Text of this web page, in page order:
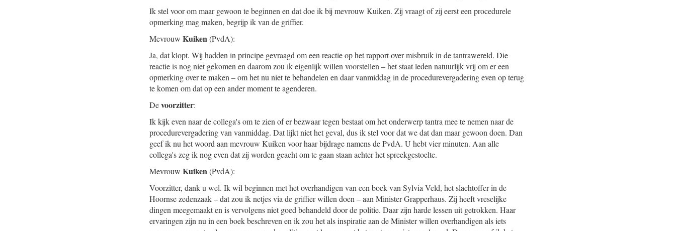
Ik stel voor om maar gewoon te beginnen en dat doe ik bij mevrouw Kuiken. Zij vraagt of zij eerst een procedurele
opmerking mag maken, begrijp ik van de griffier.
Mevrouw Kuiken(PvdA):
Ja, dat klopt. Wij hadden in principe gevraagd om een reactie op het rapport over misbruik in de tantrawereld. Die
reactie is nog niet gekomen en daarom zou ik eigenlijk willen voorstellen – het staat leden natuurlijk vrij om er een
opmerking over te maken – om het nu niet te behandelen en daar vanmiddag in de procedurevergadering even op terug
te komen om dat op een ander moment te agenderen.
Devoorzitter:
Ik kijk even naar de collega's om te zien of er bezwaar tegen bestaat om het onderwerp tantra mee te nemen naar de
procedurevergadering van vanmiddag. Dat lijkt niet het geval, dus ik stel voor dat we dat dan maar gewoon doen. Dan
geef ik nu het woord aan mevrouw Kuiken voor haar bijdrage namens de PvdA. U hebt vier minuten. Aan alle
collega's zeg ik nog even dat zij worden geacht om te gaan staan achter het spreekgestoelte.
Mevrouw Kuiken(PvdA):
Voorzitter, dank u wel. Ik wil beginnen met het overhandigen van een boek van Sylvia Veld, het slachtoffer in de
Hoornse zedenzaak – dat zou ik netjes via de griffier willen doen – aan Minister Grapperhaus. Zij heeft vreselijke
dingen meegemaakt en is vervolgens niet goed behandeld door de politie. Daar zijn harde lessen uit getrokken. Haar
ervaringen zijn nu in een boek beschreven en ik zou het als inspiratie aan de Minister willen overhandigen als iets